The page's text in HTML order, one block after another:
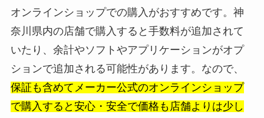
オンラインショップでの購入がおすすめです。神
奈川県内の店舗で購入すると手数料が追加されて
いたり、余計やソフトやアプリケーションがオプ
ションで追加される可能性があります。なので、
保証も含めてメーカー公式のオンラインショップ
で購入すると安心・安全で価格も店舗よりは少し